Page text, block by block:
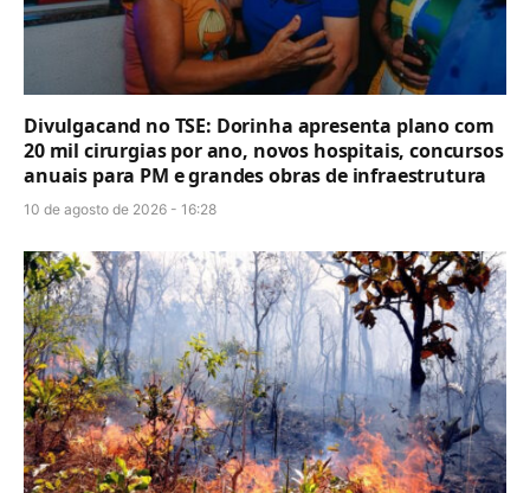
Divulgacand no TSE: Dorinha apresenta plano com
20 mil cirurgias por ano, novos hospitais, concursos
anuais para PM e grandes obras de infraestrutura
10 de agosto de 2026 - 16:28